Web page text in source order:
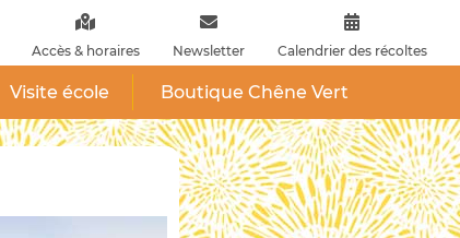
Accès & horaires Newsletter Calendrier des récoltes
Visite école Boutique Chêne Vert